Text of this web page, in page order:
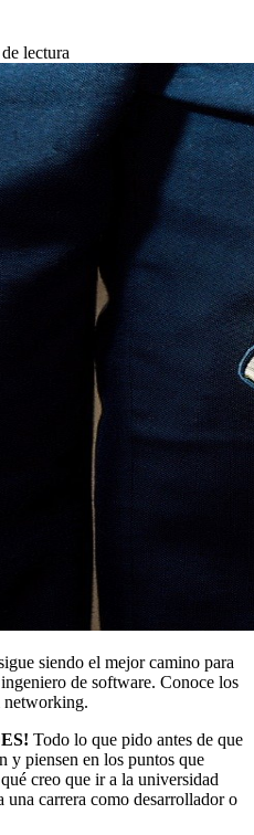
lectura
siendo el mejor camino para
de software. Conoce los
networking.
Todo lo que pido antes de que
y piensen en los puntos que
creo que ir a la universidad
carrera como desarrollador o